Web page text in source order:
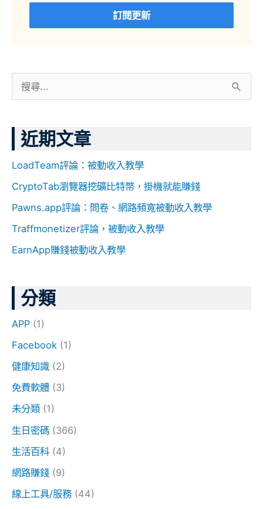
訂閱更新
關
字
:
近期文章
LoadTeam評論：被動收入教學
CryptoTab瀏覽器挖礦比特幣，掛機就能賺錢
Pawns.app評論：問卷、網路頻寬被動收入教學
Traffmonetizer評論，被動收入教學
EarnApp賺錢被動收入教學
分類
APP (1)
Facebook (1)
健康知識 (2)
免費軟體 (3)
未分類 (1)
生日密碼 (366)
生活百科 (4)
網路賺錢 (9)
線上工具/服務 (44)